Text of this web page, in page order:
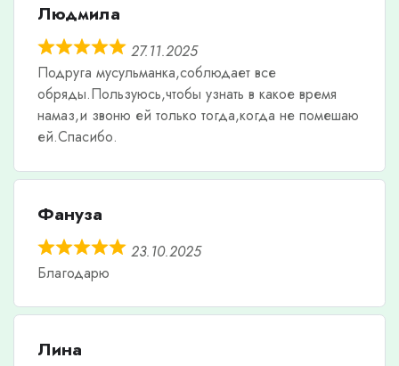
Людмила
27.11.2025
Подруга мусульманка,соблюдает все
обряды.Пользуюсь,чтобы узнать в какое время
намаз,и звоню ей только тогда,когда не помешаю
ей.Спасибо.
Фануза
23.10.2025
Благодарю
Лина